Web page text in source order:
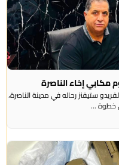
إخاء الناصرة
ستيفنز رحاله في مدينة الناصرة،
...